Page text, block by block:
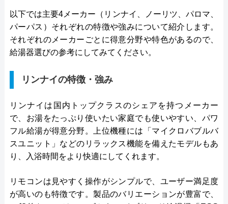
以下では主要4メーカー（リンナイ、ノーリツ、パロマ、
パーパス）それぞれの特徴や強みについて紹介します。
それぞれのメーカーごとに得意分野や特色があるので、
給湯器選びの参考にしてみてください。
リンナイの特徴・強み
リンナイは国内トップクラスのシェアを持つメーカー
で、お湯をたっぷり使いたい家庭でも使いやすい、パワ
フル給湯が得意分野。上位機種には「マイクロバブルバ
スユニット」などのリラックス機能を備えたモデルもあ
り、入浴時間をより快適にしてくれます。
リモコンは見やすく操作がシンプルで、ユーザー満足度
が高いのも特徴です。製品のバリエーションが豊富で、